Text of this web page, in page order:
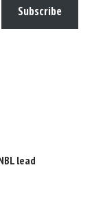
Subscribe
lead